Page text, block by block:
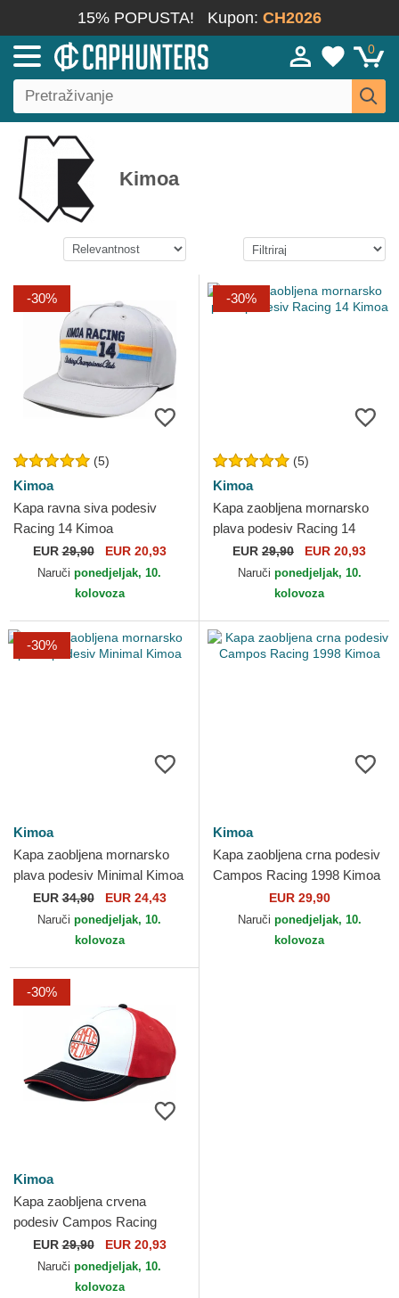
15% POPUSTA! Kupon: CH2026
0
Kimoa
-30%
(5)
Kimoa
Kapa ravna siva podesiv
Racing 14 Kimoa
EUR29,90 EUR 20,93
Naruči ponedjeljak, 10.
kolovoza
-30%
(5)
Kimoa
Kapa zaobljena mornarsko
plava podesiv Racing 14
Kimoa
EUR 29,90 EUR 20,93
Naruči ponedjeljak, 10.
kolovoza
-30%
Kimoa
Kapa zaobljena mornarsko
plava podesiv Minimal Kimoa
EUR34,90 EUR 24,43
Naruči ponedjeljak, 10.
kolovoza
Kimoa
Kapa zaobljena crna podesiv
Campos Racing 1998 Kimoa
EUR 29,90
Naruči ponedjeljak, 10.
kolovoza
-30%
Kimoa
Kapa zaobljena crvena
podesiv Campos Racing
1998 Kimoa
EUR29,90 EUR 20,93
Naruči ponedjeljak, 10.
kolovoza